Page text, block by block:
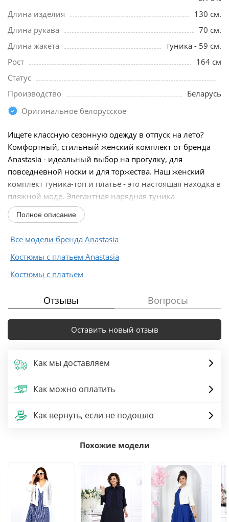
Длина изделия
130 см.
Длина рукава
70 см.
Длина жакета
туника - 59 см.
Рост
164 см
Статус
Производство
Беларусь
Оригинальное белорусское
Ищете классную сезонную одежду в отпуск на лето?
Комфортный, стильный женский комплект от бренда
Anastasia - идеальный выбор на прогулку, для
повседневной носки и для торжества. Наш женский
комплект туника-топ и платье - это настоящая находка в
пляжной моде. Элегантная нарядная туника
молочного...
Полное описание
Все модели бренда Anastasia
Костюмы с платьем Anastasia
Костюмы с платьем
Отзывы Вопросы
Оставить новый отзыв
Как мы доставляем
Как можно оплатить
Как вернуть, если не подошло
Похожие модели